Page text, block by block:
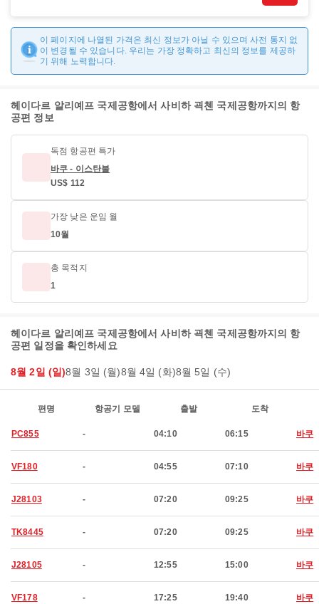
이 페이지에 나열된 가격은 최신 정보가 아닐 수 있으며 사전 통지 없
이 변경될 수 있습니다. 우리는 가장 정확하고 최신의 정보를 제공하
기 위해 노력합니다.
헤이다르 알리예프 국제공항에서 사비하 괵첸 국제공항까지의 항
공편 정보
독점 항공편 특가
바쿠 - 이스탄불
US$ 112
가장 낮은 운임 월
10월
총 목적지
1
헤이다르 알리예프 국제공항에서 사비하 괵첸 국제공항까지의 항
공편 일정을 확인하세요
8월 2일 (일)8월 3일 (월)8월 4일 (화)8월 5일 (수)
편명 항공기 모델 출발 도착
PC855 - 04:10 06:15 바쿠
VF180 - 04:55 07:10 바쿠
J28103 - 07:20 09:25 바쿠
TK8445 - 07:20 09:25 바쿠
J28105 - 12:55 15:00 바쿠
VF178 - 17:25 19:40 바쿠